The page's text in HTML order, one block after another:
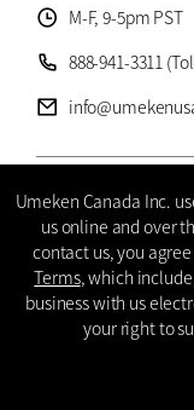
M-F, 9-5pm PST
888-941-3311
© 2026 Umeken
개인정보 보호정책
Instagram
Facebook
Youtube
Wechat
Umeken Canada Inc.
us online and over
contact us, you
Terms, which
business with us
your right to